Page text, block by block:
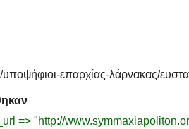
επαρχίας-λάρνακας/
=> "http://